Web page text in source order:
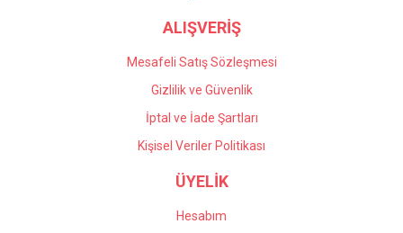
ALIŞVERİŞ
Mesafeli Satış Sözleşmesi
Gizlilik ve Güvenlik
İptal ve İade Şartları
Kişisel Veriler Politikası
ÜYELİK
Hesabım